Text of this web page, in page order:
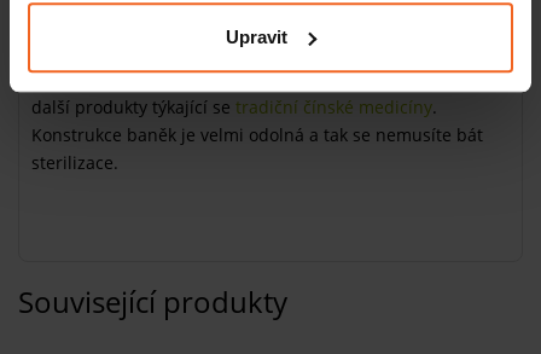
Upravit
top kvalitu a jednoduchou aplikaci vám zaručí prémiová
řada baněk firmy Meridius. Snadné používání zaručují i
další produkty týkající se tradiční čínské medicíny.
Konstrukce baněk je velmi odolná a tak se nemusíte bát
sterilizace.
Související produkty